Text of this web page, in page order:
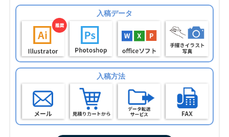
入稿データ
入稿方法